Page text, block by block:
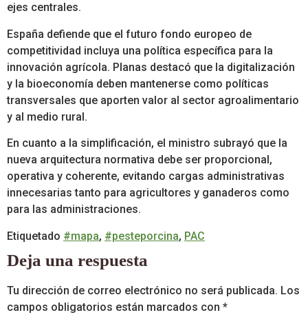
ejes centrales.
España defiende que el futuro fondo europeo de
competitividad incluya una política específica para la
innovación agrícola. Planas destacó que la digitalización
y la bioeconomía deben mantenerse como políticas
transversales que aporten valor al sector agroalimentario
y al medio rural.
En cuanto a la simplificación, el ministro subrayó que la
nueva arquitectura normativa debe ser proporcional,
operativa y coherente, evitando cargas administrativas
innecesarias tanto para agricultores y ganaderos como
para las administraciones.
Etiquetado #mapa, #pesteporcina, PAC
Deja una respuesta
Tu dirección de correo electrónico no será publicada. Los
campos obligatorios están marcados con *